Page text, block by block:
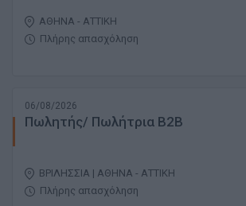
ΑΘΗΝΑ - ΑΤΤΙΚΗ
Πλήρης απασχόληση
06/08/2026
Πωλητής/ Πωλήτρια Β2Β
ΒΡΙΛΗΣΣΙΑ | ΑΘΗΝΑ - ΑΤΤΙΚΗ
Πλήρης απασχόληση